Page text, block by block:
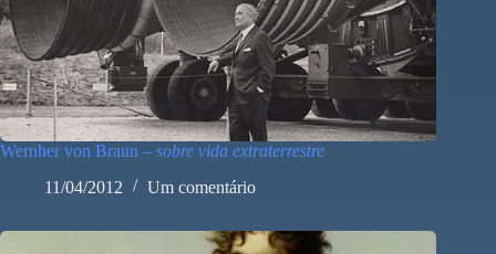
Wernher von Braun – sobre vida extraterrestre
11/04/2012
Um comentário